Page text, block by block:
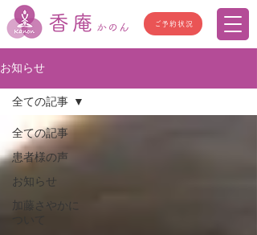
香庵 かのん ご予約状況
お知らせ
全ての記事
患者様の声
お知らせ
加藤さやかに
全ての記事